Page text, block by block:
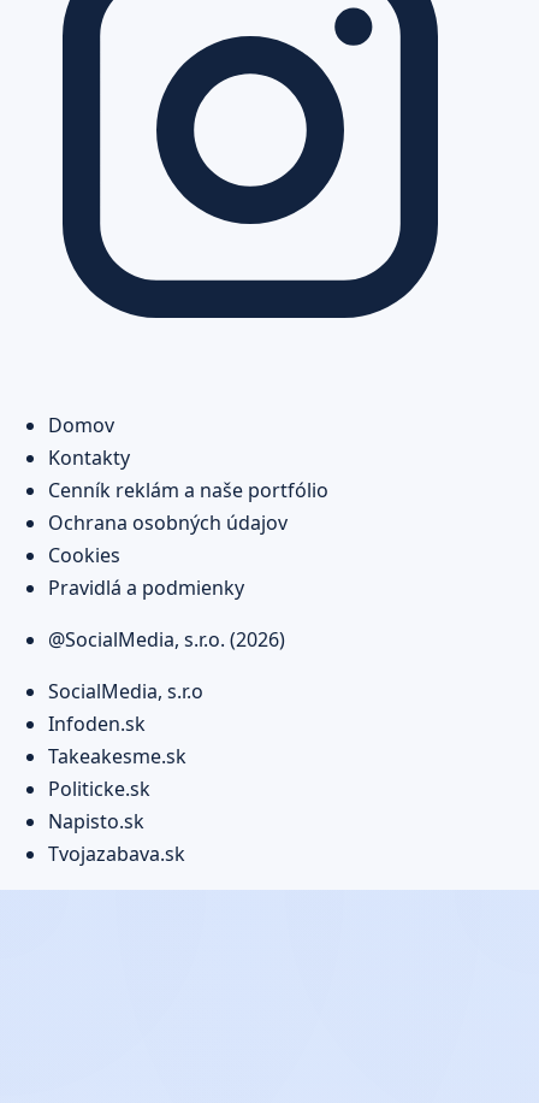
Domov
Kontakty
Cenník reklám a naše portfólio
Ochrana osobných údajov
Cookies
Pravidlá a podmienky
@SocialMedia, s.r.o. (2026)
SocialMedia, s.r.o
Infoden.sk
Takeakesme.sk
Politicke.sk
Napisto.sk
Tvojazabava.sk